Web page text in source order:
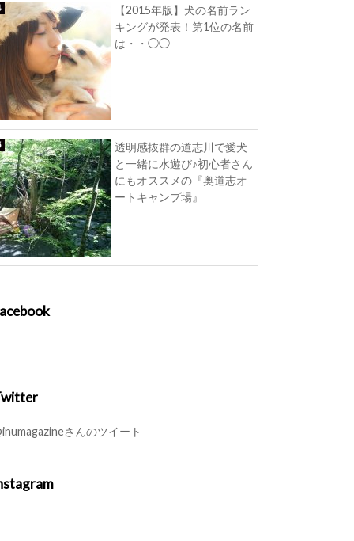
【2015年版】犬の名前ラン
キングが発表！第1位の名前
は・・◯◯
透明感抜群の道志川で愛犬
と一緒に水遊び♪初心者さん
にもオススメの『奥道志オ
ートキャンプ場』
さんのツイート